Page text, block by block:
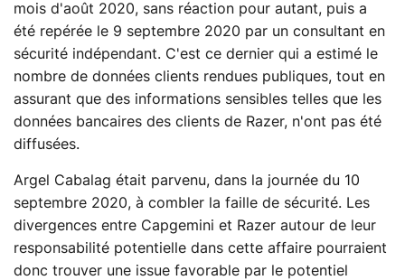
mois d'août 2020, sans réaction pour autant, puis a
été repérée le 9 septembre 2020 par un consultant en
sécurité indépendant. C'est ce dernier qui a estimé le
nombre de données clients rendues publiques, tout en
assurant que des informations sensibles telles que les
données bancaires des clients de Razer, n'ont pas été
diffusées.
Argel Cabalag était parvenu, dans la journée du 10
septembre 2020, à combler la faille de sécurité. Les
divergences entre Capgemini et Razer autour de leur
responsabilité potentielle dans cette affaire pourraient
donc trouver une issue favorable par le potentiel